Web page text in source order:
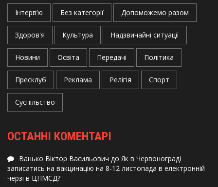
Інтерв’ю Без категорії Допоможемо разом
Здоров'я Культура Надзвичайні ситуації
Новини Освіта Передачі Політика
Пресклуб Реклама Релігія Спорт
Суспільство
ОСТАННІ КОМЕНТАРІ
Ванько Віктор Васильович до Як в Червонограді
записатись на вакцинацію на 8-12 листопада в електронній
черзі в ЦПМСД?